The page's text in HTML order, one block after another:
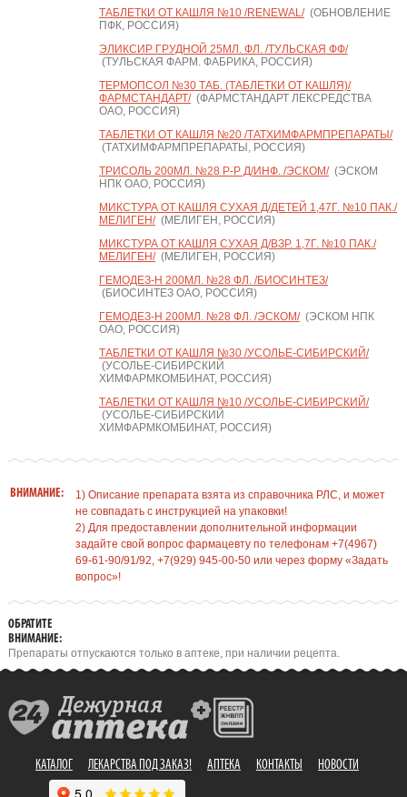
ТАБЛЕТКИ ОТ КАШЛЯ №10 /RENEWAL/(ОБНОВЛЕНИЕ
ПФК, РОССИЯ)
ЭЛИКСИР ГРУДНОЙ 25МЛ. ФЛ. /ТУЛЬСКАЯ ФФ/
(ТУЛЬСКАЯ ФАРМ. ФАБРИКА, РОССИЯ)
ТЕРМОПСОЛ №30 ТАБ. (ТАБЛЕТКИ ОТ КАШЛЯ)/
ФАРМСТАНДАРТ/(ФАРМСТАНДАРТ ЛЕКСРЕДСТВА
ОАО, РОССИЯ)
ТАБЛЕТКИ ОТ КАШЛЯ №20 /ТАТХИМФАРМПРЕПАРАТЫ/
(ТАТХИМФАРМПРЕПАРАТЫ, РОССИЯ)
ТРИСОЛЬ 200МЛ. №28 Р-Р Д/ИНФ. /ЭСКОМ/(ЭСКОМ
НПК ОАО, РОССИЯ)
МИКСТУРА ОТ КАШЛЯ СУХАЯ Д/ДЕТЕЙ 1,47Г. №10 ПАК./
МЕЛИГЕН/(МЕЛИГЕН, РОССИЯ)
МИКСТУРА ОТ КАШЛЯ СУХАЯ Д/ВЗР. 1,7Г. №10 ПАК./
МЕЛИГЕН/(МЕЛИГЕН, РОССИЯ)
ГЕМОДЕЗ-Н 200МЛ. №28 ФЛ. /БИОСИНТЕЗ/
(БИОСИНТЕЗ ОАО, РОССИЯ)
ГЕМОДЕЗ-Н 200МЛ. №28 ФЛ. /ЭСКОМ/(ЭСКОМ НПК
ОАО, РОССИЯ)
ТАБЛЕТКИ ОТ КАШЛЯ №30 /УСОЛЬЕ-СИБИРСКИЙ/
(УСОЛЬЕ-СИБИРСКИЙ
ХИМФАРМКОМБИНАТ, РОССИЯ)
ТАБЛЕТКИ ОТ КАШЛЯ №10 /УСОЛЬЕ-СИБИРСКИЙ/
(УСОЛЬЕ-СИБИРСКИЙ
ХИМФАРМКОМБИНАТ, РОССИЯ)
ВНИМАНИЕ:
1) Описание препарата взята из справочника РЛС, и может
не совпадать с инструкцией на упаковки!
2) Для предоставлении дополнительной информации
задайте свой вопрос фармацевту по телефонам +7(4967)
69-61-90/91/92, +7(929) 945-00-50 или через форму «Задать
вопрос»!
ОБРАТИТЕ
ВНИМАНИЕ:
Препараты отпускаются только в аптеке, при наличии рецепта.
КАТАЛОГ ЛЕКАРСТВА ПОД ЗАКАЗ! АПТЕКА КОНТАКТЫ НОВОСТИ